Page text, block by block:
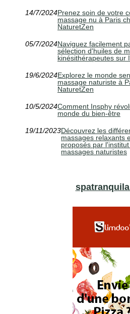
14/7/2024Prenez soin de votre
massage nu à Paris
NaturetZen
05/7/2024Naviguez facilement
sélection d'huiles de
kinésithérapeutes sur
19/6/2024Explorez le monde
massage naturiste à
NaturetZen
10/5/2024Comment Insphy
monde du bien-être
19/11/2023Découvrez les
massages relaxants
proposés par
massages naturistes